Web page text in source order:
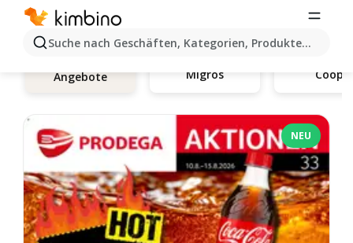
Suche nach Geschäften, Kategorien, Produkten...
Angebote Migros Coop
NEU